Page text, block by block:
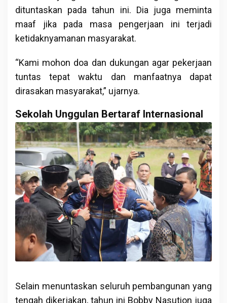
dituntaskan pada tahun ini. Dia juga meminta
maaf jika pada masa pengerjaan ini terjadi
ketidaknyamanan masyarakat.
“Kami mohon doa dan dukungan agar pekerjaan
tuntas tepat waktu dan manfaatnya dapat
dirasakan masyarakat,” ujarnya.
Sekolah Unggulan Bertaraf Internasional
Selain menuntaskan seluruh pembangunan yang
tengah dikerjakan, tahun ini Bobby Nasution juga